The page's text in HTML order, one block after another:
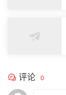
评论 0